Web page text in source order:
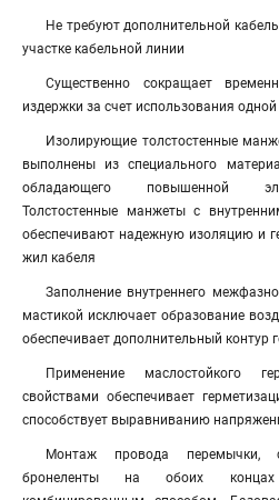
Не требуют дополнительной
участке кабельной линии
Существенно сокращает
издержки за счет использования
Изолирующие толстостенные
выполнены из специального
обладающего повышенной
Толстостенные манжеты с
обеспечивают надежную изоляцию и
жил кабеля
Заполнение внутреннего
мастикой исключает образование
обеспечивает дополнительный контур
Применение маслостойкого
свойствами обеспечивает
способствует выравниванию
Монтаж провода перемычки,
бронеленты на обоих концах